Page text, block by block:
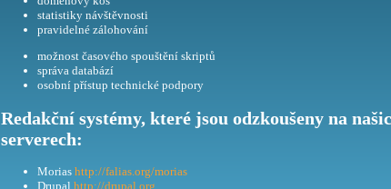
statistiky návštěvnosti
pravidelné zálohování
možnost časového spouštění skriptů
správa databází
osobní přístup technické podpory
Redakční systémy, které jsou odzkoušeny na
serverech:
Morias http://falias.org/morias
Drupal http://drupal.org